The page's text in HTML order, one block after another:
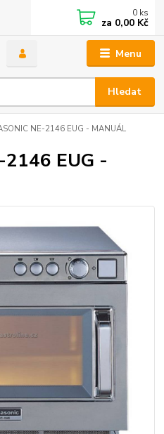
Menu
Hledat
0 ks
za 0,00 Kč
NE-2146 EUG - MANUÁL
2146 EUG -